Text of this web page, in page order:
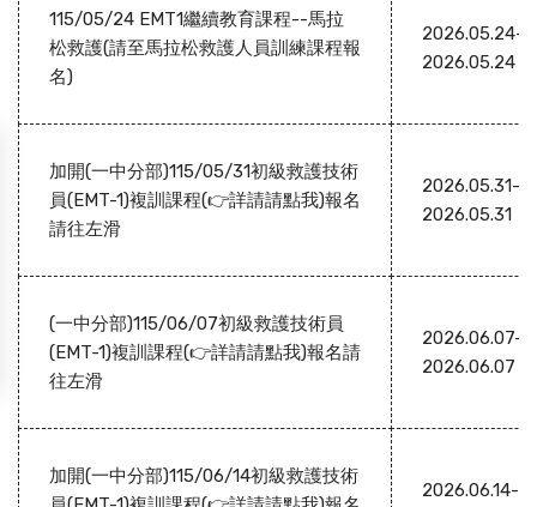
115/05/24 EMT1繼續教育課程--馬拉
松救護(請至馬拉松救護人員訓練課程報
名)
2026.05.24-
2026.05.24
加開(一中分部)115/05/31初級救護技術
員(EMT-1)複訓課程(👉詳請請點我)報名
請往左滑
2026.05.31-
2026.05.31
(一中分部)115/06/07初級救護技術員
(EMT-1)複訓課程(👉詳請請點我)報名請
往左滑
2026.06.07-
2026.06.07
加開(一中分部)115/06/14初級救護技術
2026.06.14-